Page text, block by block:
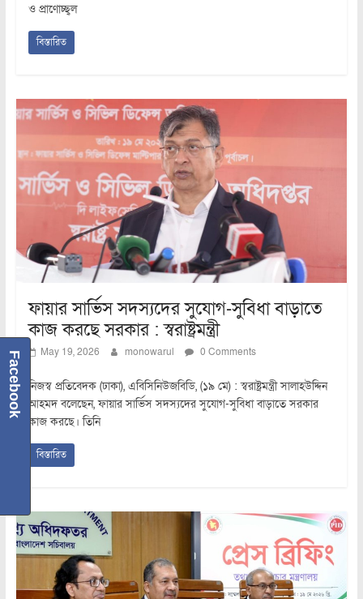
ও প্রাণোচ্ছ্বল
বিস্তারিত
ফায়ার সার্ভিস সদস্যদের সুযোগ-সুবিধা বাড়াতে
কাজ করছে সরকার : স্বরাষ্ট্রমন্ত্রী
May 19, 2026 monowarul 0 Comments
নিজস্ব প্রতিবেদক (ঢাকা), এবিসিনিউজবিডি, (১৯ মে) : স্বরাষ্ট্রমন্ত্রী সালাহউদ্দিন
আহমদ বলেছেন, ফায়ার সার্ভিস সদস্যদের সুযোগ-সুবিধা বাড়াতে সরকার
কাজ করছে। তিনি
বিস্তারিত
Facebook